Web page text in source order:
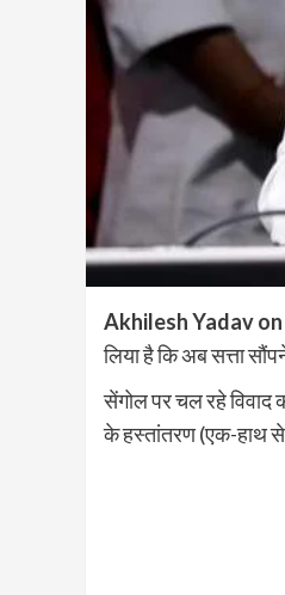
Akhilesh Yadav
लिया है कि अब सत्ता
सेंगोल पर चल रहे
के हस्तांतरण (एक-हाथ से